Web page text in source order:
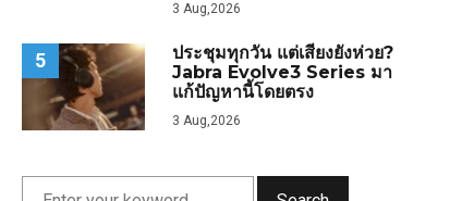
3 Aug,2026
5
ประชุมทุกวัน แต่เสียงยังห่วย?
Jabra Evolve3 Series มา
แก้ปัญหานี้โดยตรง
3 Aug,2026